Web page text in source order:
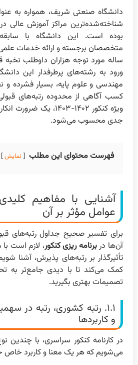
دانشگاه صنعتی شریف، همواره به
شناخته‌شده‌ترین مراکز آموزش عالی
بوده است. این دانشگاه با
متخصصان برجسته و ارائه خدمات
ساله مورد توجه هزاران داوطلب نخبه
ورود به رشته‌های پرطرفدار این
مهندسی و علوم پایه، بسیار فشرده و
کسب آگاهی از محدوده رتبه‌های
ویژه کنکور ۱۴۰۲-۱۴۰۳،
جدی محسوب می‌شود.
فهرست محتوای این مطلب نمایش
آشنایی با مفاهیم
عوامل مؤثر بر آن
برای تفسیر صحیح جداول رتبه‌های
آن‌ها دربرنامه ریزی کنکور، لازم است
تأثیرگذار بر رتبه‌های پذیرش، آشنا
کمک می‌کند تا با دیدی جامع‌تر به
تصمیمات بهتری بگیرید.
۱.۱. رتبه کشوری، رتبه در
و کاربردها
در کارنامه کنکور سراسری، با چندین
می‌شویم که هر یک معنا و کاربرد خاص